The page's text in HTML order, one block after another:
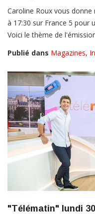
Caroline Roux vous
à 17:30 sur France 5 pour
Voici le thème de
Publié dans Magazines,
"Télématin" lundi